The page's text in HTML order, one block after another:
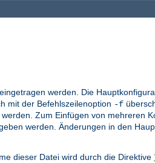
werden. Die
mit der Befehlszeilenoption -f
Zum Einfügen von mehreren
werden. Änderungen in den
dieser Datei wird durch die Direktive